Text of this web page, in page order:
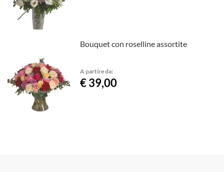
Bouquet con roselline assortite
A partire da:
€ 39,00